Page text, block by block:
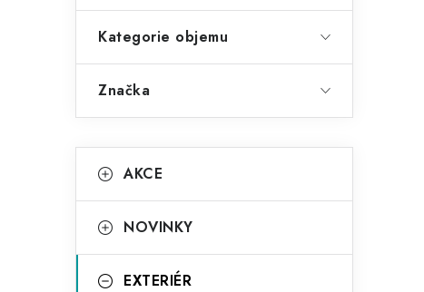
Kategorie objemu
Značka
kategorie
a
e
AKCE
NOVINKY
EXTERIÉR